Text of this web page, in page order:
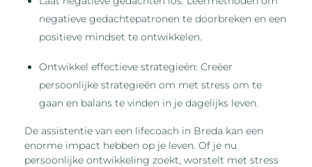
negatieve gedachtepatronen te doorbreken en een
positieve mindset te ontwikkelen.
Ontwikkel effectieve strategieën: Creëer
persoonlijke strategieën om met stress om te
gaan en balans te vinden in je dagelijks leven.
De assistentie van een lifecoach in Breda kan een
enorme impact hebben op je leven. Of je nu
persoonlijke ontwikkeling zoekt, worstelt met stress